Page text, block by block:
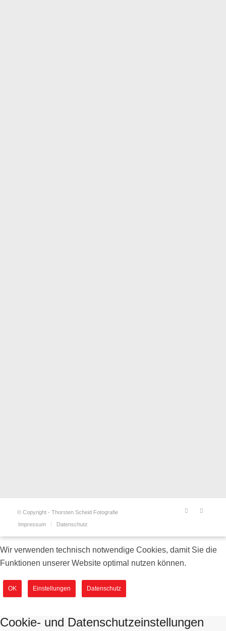
© Copyright - Thorsten Scheid Fotografie
Impressum
Datenschutz
Wir verwenden technisch notwendige Cookies, damit Sie die
Funktionen unserer Website optimal nutzen können.
OK Einstellungen Datenschutz
Cookie- und Datenschutzeinstellungen